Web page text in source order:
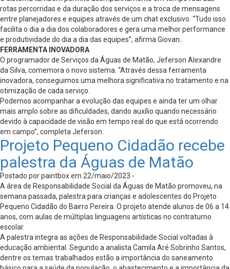
rotas percorridas e da duração dos serviços e a troca de mensagens
entre planejadores e equipes através de um chat exclusivo. “Tudo isso
facilita o dia a dia dos colaboradores e gera uma melhor performance
e produtividade do dia a dia das equipes”, afirma Giovan.
FERRAMENTA INOVADORA
O programador de Serviços da Águas de Matão, Jeferson Alexandre
da Silva, comemora o novo sistema. “Através dessa ferramenta
inovadora, conseguimos uma melhora significativa no tratamento e na
otimização de cada serviço.
Podemos acompanhar a evolução das equipes e ainda ter um olhar
mais amplo sobre as dificuldades, dando auxílio quando necessário
devido à capacidade de visão em tempo real do que está ocorrendo
em campo”, completa Jeferson.
Projeto Pequeno Cidadão recebe
palestra da Águas de Matão
Postado por paintbox em 22/maio/2023 -
A área de Responsabilidade Social da Águas de Matão promoveu, na
semana passada, palestra para crianças e adolescentes do Projeto
Pequeno Cidadão do Bairro Pereira. O projeto atende alunos de 06 a 14
anos, com aulas de múltiplas linguagens artísticas no contraturno
escolar.
A palestra integra as ações de Responsabilidade Social voltadas à
educação ambiental. Segundo a analista Camila Aré Sobrinho Santos,
dentre os temas trabalhados estão a importância do saneamento